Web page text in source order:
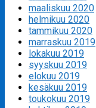
maaliskuu 2020
helmikuu 2020
tammikuu 2020
marraskuu 2019
lokakuu 2019
syyskuu 2019
elokuu 2019
kesäkuu 2019
toukokuu 2019